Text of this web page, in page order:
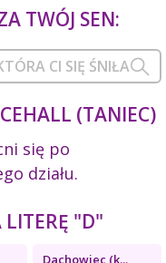
TWÓJ SEN:
(TANIEC)
się po
działu.
LITERĘ "D"
Dachowiec (k...